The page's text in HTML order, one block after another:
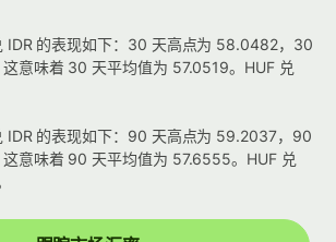
IDR 的表现如下：30 天高点为 58.0482，30
意味着 30 天平均值为 57.0519。HUF 兑
IDR 的表现如下：90 天高点为 59.2037，90
意味着 90 天平均值为 57.6555。HUF 兑